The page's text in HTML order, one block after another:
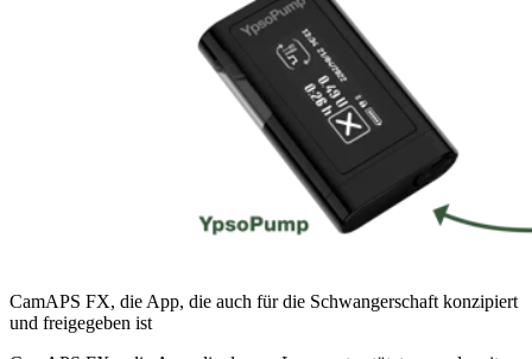
CamAPS FX, die App, die auch für die Schwangerschaft konzipiert
und freigegeben ist